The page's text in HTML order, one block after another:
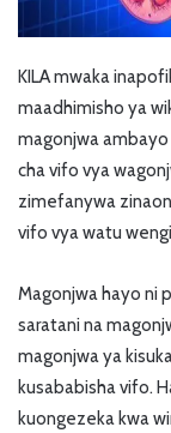
KILA mwaka
maadhimisho ya
magonjwa ambayo
cha vifo vya
zimefanywa
vifo vya watu
Magonjwa hayo ni
saratani na
magonjwa ya
kusababisha vifo.
kuongezeka kwa